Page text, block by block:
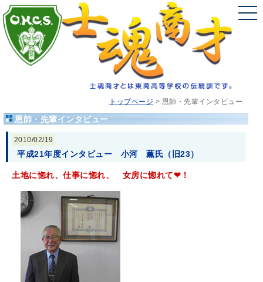
トップページ > 恩師・先輩インタビュー
恩師・先輩インタビュー
2010/02/19
平成21年度インタビュー 小河 薫氏（旧23）
土地に惚れ、仕事に惚れ、 女房に惚れて❤！